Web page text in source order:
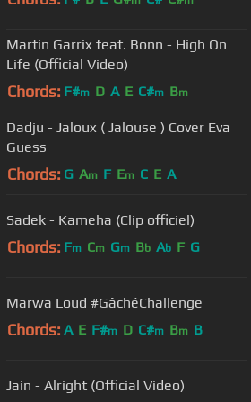
Martin Garrix feat. Bonn - High On
Life (Official Video)
Chords: F#m D A E C#m Bm
Dadju - Jaloux ( Jalouse ) Cover Eva
Guess
Chords: G Am F Em C E A
Sadek - Kameha (Clip officiel)
Chords: Fm Cm Gm Bb Ab F G
Marwa Loud #GâchéChallenge
Chords: A E F#m D C#m Bm B
Jain - Alright (Official Video)